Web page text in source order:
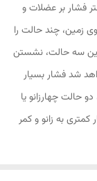
فشار بر عضلات و
زمین، چند حالت را
این سه حالت، نشستن
شد فشار بسیار
حالت چهارزانو یا
کمتری به زانو و کمر